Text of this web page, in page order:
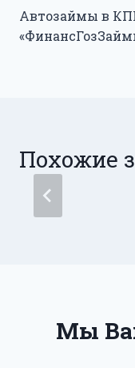
по
Автозаймы в
Похожие
Мы